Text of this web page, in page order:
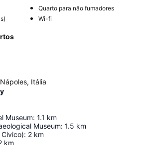
Quarto para não fumadores
Wi-fi
Itália
Museum: 1.1 km
Museum: 1.5 km
: 2 km
km